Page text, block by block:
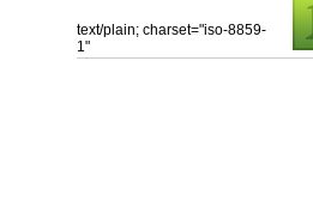
text/plain; charset="iso-8859-
1"